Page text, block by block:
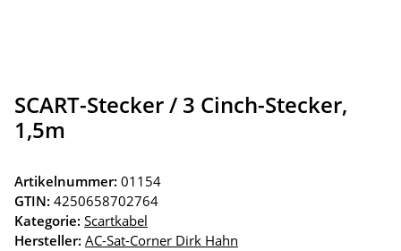
SCART-Stecker / 3 Cinch-Stecker,
1,5m
Artikelnummer: 01154
GTIN: 4250658702764
Kategorie: Scartkabel
Hersteller: AC-Sat-Corner Dirk Hahn